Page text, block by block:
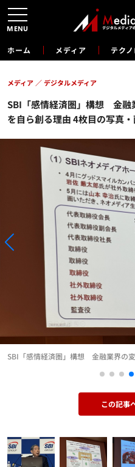
ホーム メディア テク
SBI「感情経済圏」構想 金融
を自ら創る理由 4枚目の写真
メディア デジタルメディア
SBI「感情経済圏」構想 金融業界の
この記事
MENU